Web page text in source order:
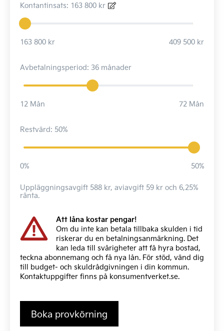
Kontantinsats: 163 800 kr
163 800 kr 409 500 kr
Avbetalningsperiod: 36 månader
12 Mån 72 Mån
Restvärd: 50%
0% 50%
Uppläggningsavgift 588 kr, aviavgift 59 kr och 6,25%
ränta.
Att låna kostar pengar!
Om du inte kan betala tillbaka skulden i tid
riskerar du en betalningsanmärkning. Det
kan leda till svårigheter att få hyra bostad,
teckna abonnemang och få nya lån. För stöd, vänd dig
till budget- och skuldrådgivningen i din kommun.
Kontaktuppgifter finns på konsumentverket.se.
Boka provkörning